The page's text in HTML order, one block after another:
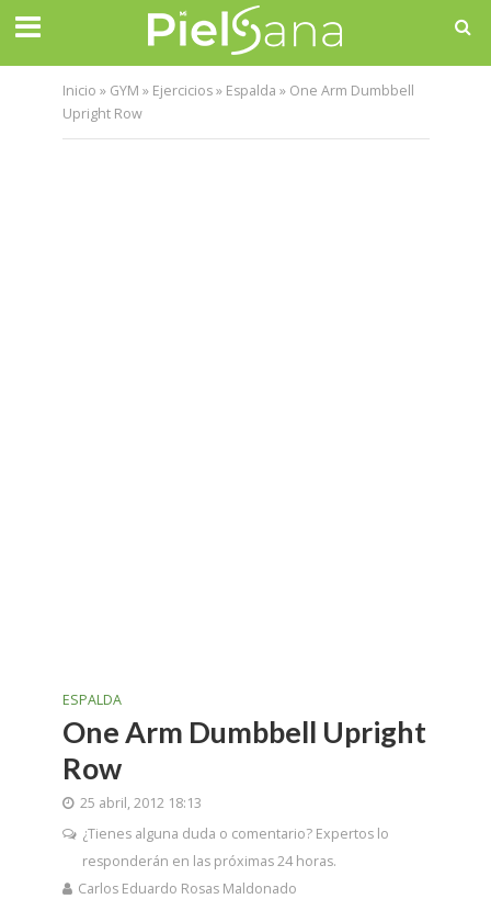
Inicio » GYM » Ejercicios» Espalda » One Arm Dumbbell
Upright Row
ESPALDA
One Arm Dumbbell Upright
Row
25 abril, 2012 18:13
¿Tienes alguna duda o comentario? Expertos lo
responderán en las próximas 24 horas.
Carlos Eduardo Rosas Maldonado